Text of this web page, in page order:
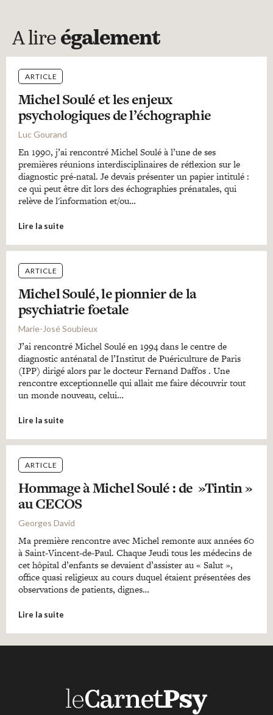
A lire également
ARTICLE
Michel Soulé et les enjeux
psychologiques de l’échographie
Luc Gourand
En 1990, j’ai rencontré Michel Soulé à l’une de ses
premières réunions interdisciplinaires de réflexion sur le
diagnostic pré-natal. Je devais présenter un papier intitulé :
ce qui peut être dit lors des échographies prénatales, qui
relève de l'information et/ou…
Lire la suite
ARTICLE
Michel Soulé, le pionnier de la
psychiatrie foetale
Marie-José Soubieux
J’ai rencontré Michel Soulé en 1994 dans le centre de
diagnostic anténatal de l’Institut de Puériculture de Paris
(IPP) dirigé alors par le docteur Fernand Daffos . Une
rencontre exceptionnelle qui allait me faire découvrir tout
un monde nouveau, celui…
Lire la suite
ARTICLE
Hommage à Michel Soulé : de »Tintin »
au CECOS
Georges David
Ma première rencontre avec Michel remonte aux années 60
à Saint-Vincent-de-Paul. Chaque Jeudi tous les médecins de
cet hôpital d’enfants se devaient d’assister au « Salut »,
office quasi religieux au cours duquel étaient présentées des
observations de patients, dignes…
Lire la suite